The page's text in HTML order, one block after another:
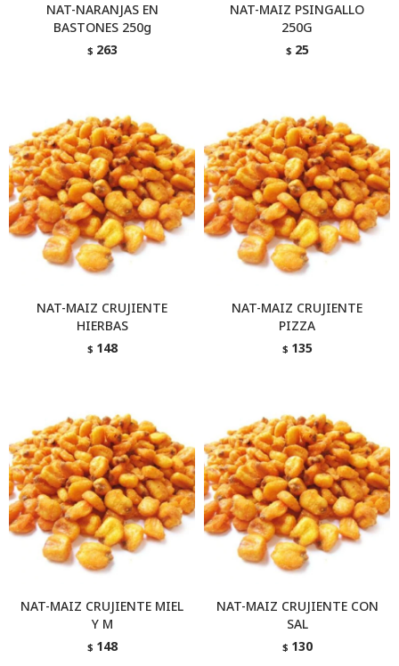
NAT-NARANJAS EN
BASTONES 250g
$ 263
NAT-MAIZ PSINGALLO
250G
$ 25
NAT-MAIZ CRUJIENTE
HIERBAS
$ 148
NAT-MAIZ CRUJIENTE
PIZZA
$ 135
NAT-MAIZ CRUJIENTE MIEL
Y M
$ 148
NAT-MAIZ CRUJIENTE CON
SAL
$ 130